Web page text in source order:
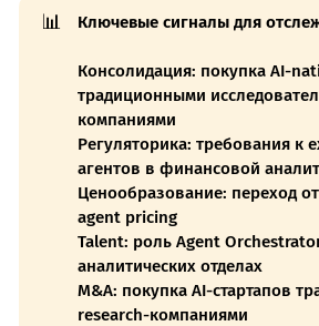
📊 Ключевые сигналы для
Консолидация: покупка AI-
традиционными
компаниями
Регуляторика: требования к
агентов в финансовой
Ценообразование: переход
agent pricing
Talent: роль Agent
аналитических отделах
M&A: покупка AI-стартапов
research-компаниями